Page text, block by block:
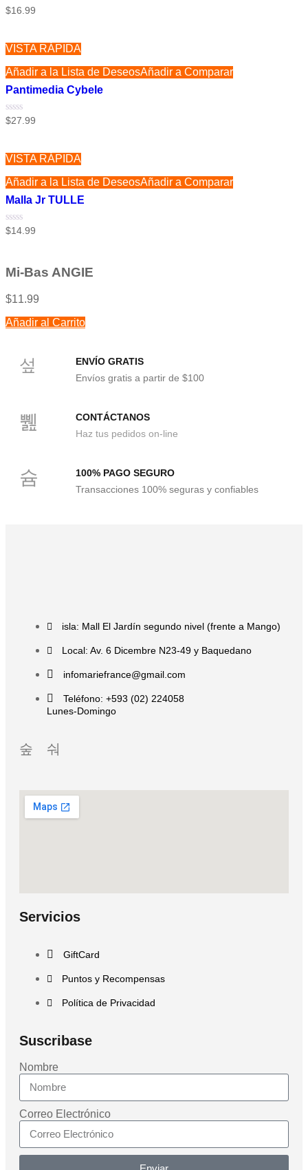
Valorado
5
$16.99
VISTA RÁPIDA
Añadir a la Lista de DeseosAñadir a Comparar
Pantimedia Cybele
Valorado
5
$27.99
VISTA RÁPIDA
Añadir a la Lista de DeseosAñadir a Comparar
Malla Jr TULLE
Valorado
5
$14.99
Mi-Bas ANGIE
$11.99
Añadir al Carrito
ENVÍO GRATIS
Envíos gratis a partir de $100
CONTÁCTANOS
Haz tus pedidos on-line
100% PAGO SEGURO
Transacciones 100% seguras y confiables
isla: Mall El Jardín segundo nivel (frente a Mango)
Local: Av. 6 Dicembre N23-49 y Baquedano
infomariefrance@gmail.com
Teléfono: +593 (02) 224058
Lunes-Domingo
Servicios
GiftCard
Puntos y Recompensas
Política de Privacidad
Suscribase
Nombre
Correo Electrónico